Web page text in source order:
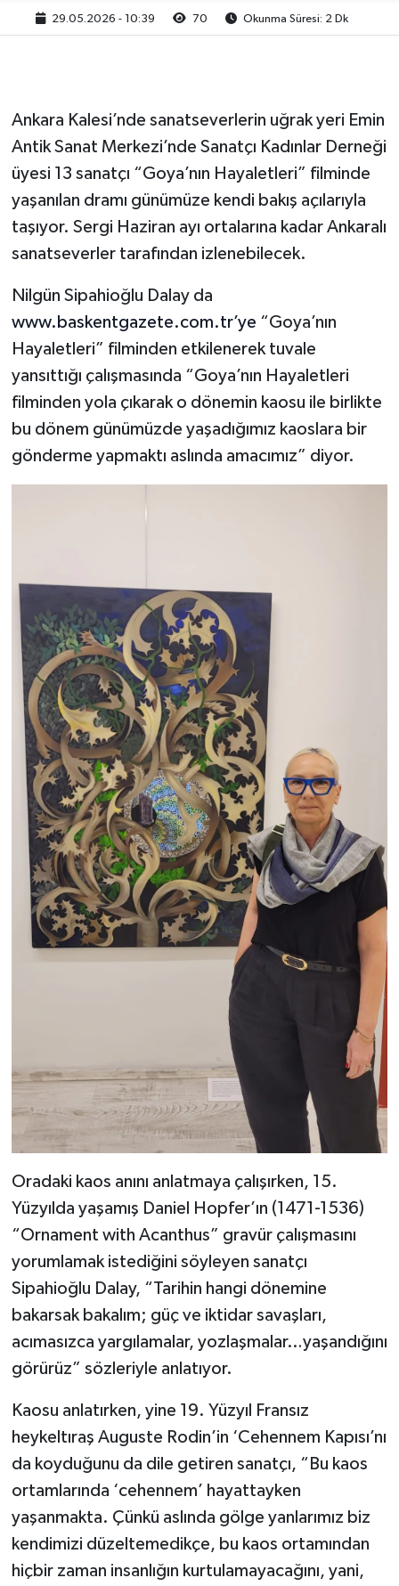
29.05.2026 - 10:39 70 Okunma Süresi: 2 Dk
Ankara Kalesi’nde sanatseverlerin uğrak yeri Emin
Antik Sanat Merkezi’nde Sanatçı Kadınlar Derneği
üyesi 13 sanatçı “Goya’nın Hayaletleri” filminde
yaşanılan dramı günümüze kendi bakış açılarıyla
taşıyor. Sergi Haziran ayı ortalarına kadar Ankaralı
sanatseverler tarafından izlenebilecek.
Nilgün Sipahioğlu Dalay da
www.baskentgazete.com.tr’ye “Goya’nın
Hayaletleri” filminden etkilenerek tuvale
yansıttığı çalışmasında “Goya’nın Hayaletleri
filminden yola çıkarak o dönemin kaosu ile birlikte
bu dönem günümüzde yaşadığımız kaoslara bir
gönderme yapmaktı aslında amacımız” diyor.
Oradaki kaos anını anlatmaya çalışırken, 15.
Yüzyılda yaşamış Daniel Hopfer’ın (1471-1536)
“Ornament with Acanthus” gravür çalışmasını
yorumlamak istediğini söyleyen sanatçı
Sipahioğlu Dalay, “Tarihin hangi dönemine
bakarsak bakalım; güç ve iktidar savaşları,
acımasızca yargılamalar, yozlaşmalar…yaşandığını
görürüz” sözleriyle anlatıyor.
Kaosu anlatırken, yine 19. Yüzyıl Fransız
heykeltıraş Auguste Rodin’in ‘Cehennem Kapısı’nı
da koyduğunu da dile getiren sanatçı, “Bu kaos
ortamlarında ‘cehennem’ hayattayken
yaşanmakta. Çünkü aslında gölge yanlarımız biz
kendimizi düzeltemedikçe, bu kaos ortamından
hiçbir zaman insanlığın kurtulamayacağını, yani,